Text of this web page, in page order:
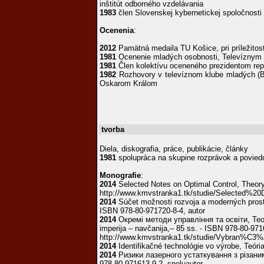
inštitút odborného vzdelávania
1983 člen Slovenskej kybernetickej
Ocenenia:
2012 Pamätná medaila TU Košice, pri
1981 Ocenenie mladých osobnosti,
1981 Člen kolektívu oceneného prezidentom
1982 Rozhovory v televíznom klube mladých
Oskarom Králom
tvorba
Diela, diskografia, práce, publikácie, články
1981 spolupráca na skupine rozprávok a
Monografie:
2014Selected Notes on Optimal Control,
http://www.kmvstranka1.tk/studie/
2014Súčet možnosti rozvoja a moderných
ISBN 978-80-971720-8-4, autor
2014Окремі методи управління та освіти,
imperija – navčanija,– 85 ss. - ISBN 978-80-
http://www.kmvstranka1.tk/studie/
2014Identifikačné technológie vo výrobe,
2014Ризики лазерного устаткування з